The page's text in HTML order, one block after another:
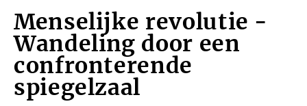
Menselijke revolutie -
Wandeling door een
confronterende
spiegelzaal